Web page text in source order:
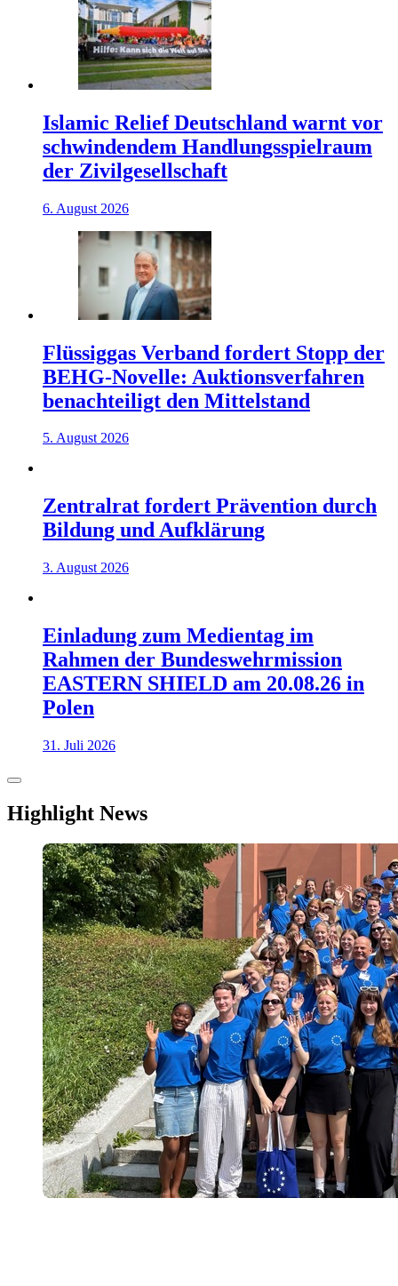
Islamic Relief Deutschland warnt vor
schwindendem Handlungsspielraum
der Zivilgesellschaft
6. August 2026
Flüssiggas Verband fordert Stopp der
BEHG-Novelle: Auktionsverfahren
benachteiligt den Mittelstand
5. August 2026
Zentralrat fordert Prävention durch
Bildung und Aufklärung
3. August 2026
Einladung zum Medientag im
Rahmen der Bundeswehrmission
EASTERN SHIELD am 20.08.26 in
Polen
31. Juli 2026
Highlight News